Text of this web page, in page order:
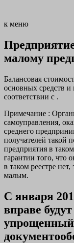
к меню
малому
Балансовая
основных средств и
соответствии с .
Примечание :
самоуправления,
среднего
получателей такой
предприятия в
гарантии того, что
в таком реестре
малым.
С января
вправе